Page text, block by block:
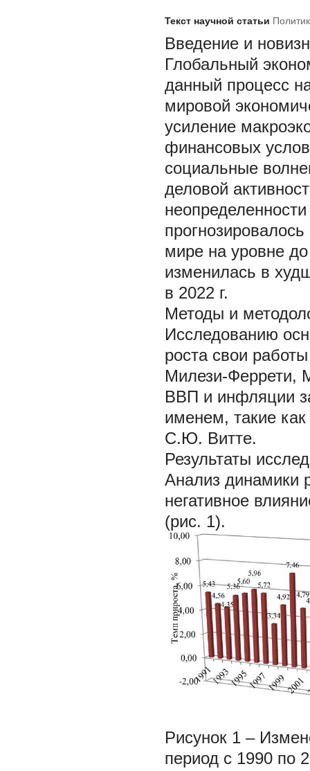
Текст научной статьи
Введение и
Глобальный
данный процесс
мировой
усиление
финансовых
социальные
деловой
мире на уровне
изменилась в
в 2022 г.
Методы и
Исследованию
роста свои
Милези-Феррети,
ВВП и инфляции
именем, такие
С.Ю. Витте.
Результаты
Анализ динамики
негативное
(рис. 1).
Рисунок 1 –
период с 1990 по